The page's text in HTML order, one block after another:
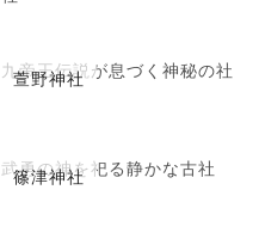
萱野神社
九帝王伝説が息づく神秘の社
篠津神社
武勇の神を祀る静かな古社